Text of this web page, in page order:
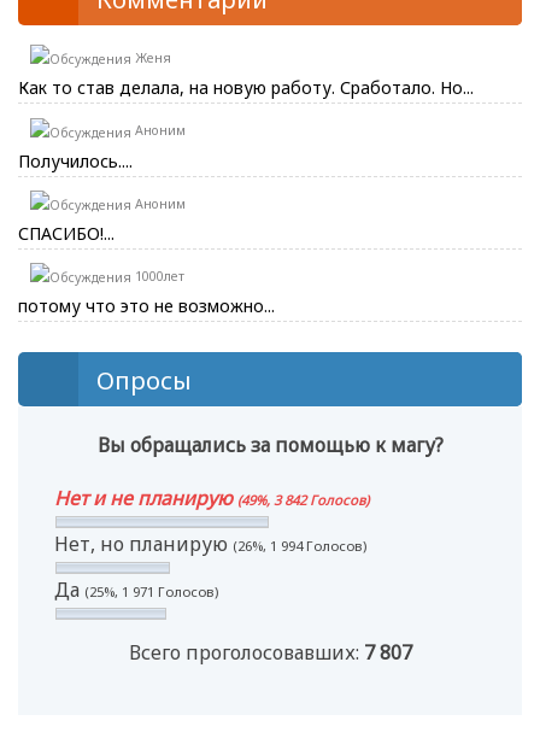
Женя
Как то став делала, на новую работу. Сработало. Но...
Аноним
Получилось....
Аноним
СПАСИБО!...
1000лет
потому что это не возможно...
Опросы
Вы обращались за помощью к магу?
Нет и не планирую (49%, 3 842 Голосов)
Нет, но планирую (26%, 1 994 Голосов)
Да (25%, 1 971 Голосов)
Всего проголосовавших: 7 807